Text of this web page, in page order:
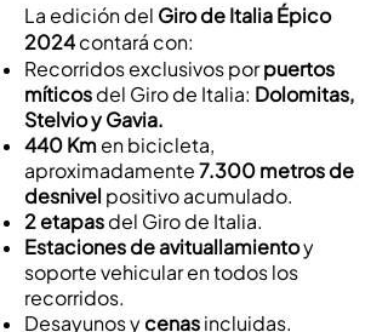
La edición del Giro de Italia Épico
2024contará con:
Recorridos exclusivos porpuertos
míticosdel Giro de Italia: Dolomitas,
Stelvio y Gavia.
440 Kmen bicicleta,
aproximadamente7.300 metros de
desnivelpositivo acumulado.
2 etapasdel Giro de Italia.
Estaciones de avituallamientoy
soporte vehicular en todos los
recorridos.
Desayunos ycenasincluidas.